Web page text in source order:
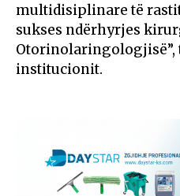
multidisiplinare të
sukses ndërhyrjes
institucionit.